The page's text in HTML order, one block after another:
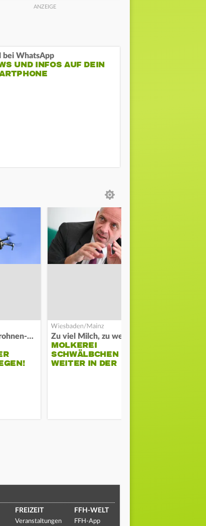
bei WhatsApp
UND INFOS AUF DEIN
Polizei warnt Drohnen-Besitzer
MOLKEREI
SCHWÄLBCHEN
WEITER IN DER
FREIZEIT
Veranstaltungen
FFH-WELT
FFH-App